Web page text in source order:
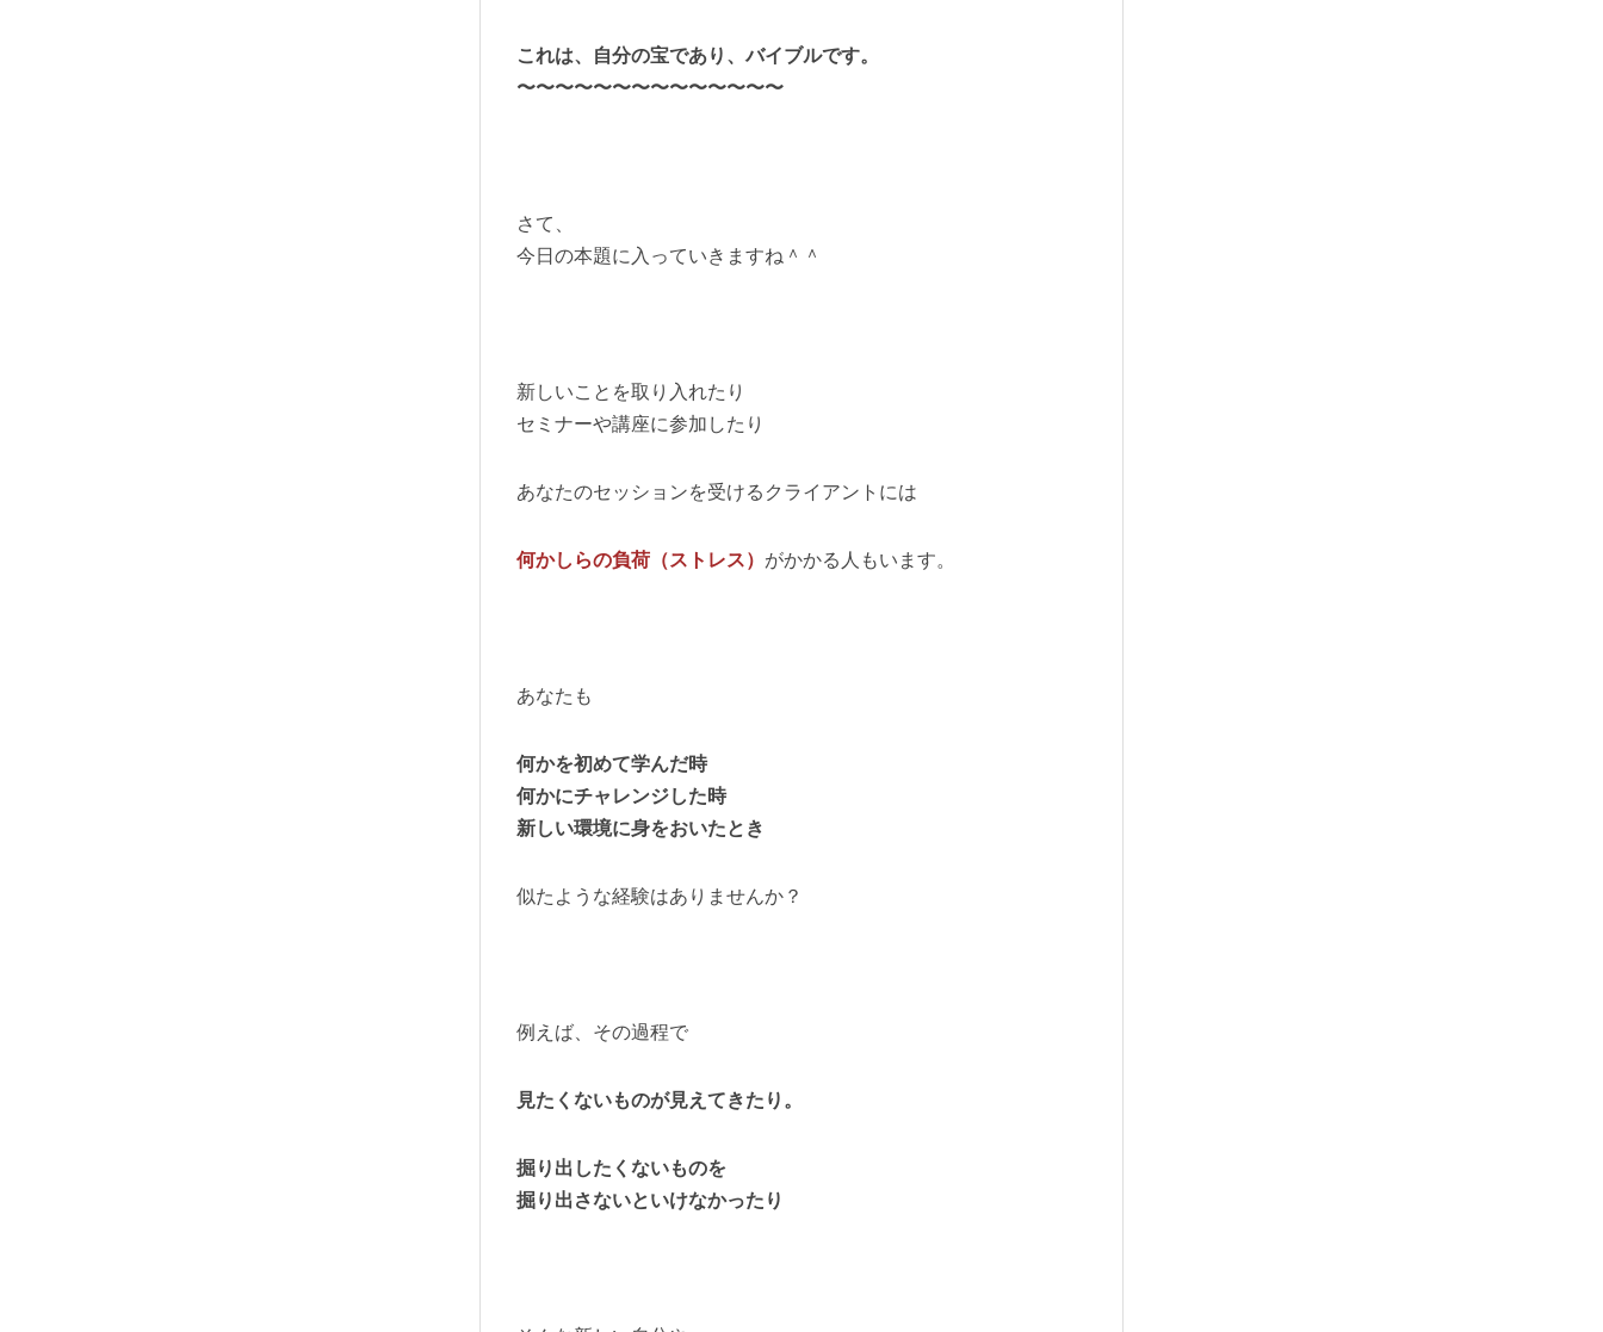
これは、自分の宝であり、バイブルです。
〜〜〜〜〜〜〜〜〜〜〜〜〜〜
さて、
今日の本題に入っていきますね＾＾
新しいことを取り入れたり
セミナーや講座に参加したり
あなたのセッションを受けるクライアントには
何かしらの負荷（ストレス） がかかる人もいます。
あなたも
何かを初めて学んだ時
何かにチャレンジした時
新しい環境に身をおいたとき
似たような経験はありませんか？
例えば、その過程で
見たくないものが見えてきたり。
掘り出したくないものを
掘り出さないといけなかったり